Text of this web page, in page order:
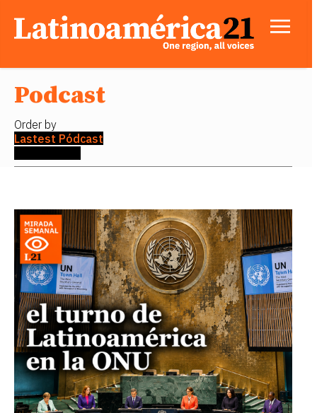
Podcast
Order by
Lastest Pódcast